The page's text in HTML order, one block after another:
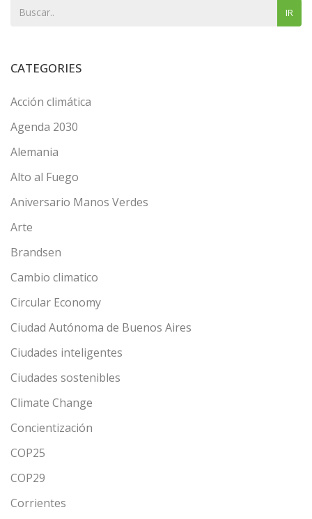
IR
CATEGORIES
Acción climática
Agenda 2030
Alemania
Alto al Fuego
Aniversario Manos Verdes
Arte
Brandsen
Cambio climatico
Circular Economy
Ciudad Autónoma de Buenos Aires
Ciudades inteligentes
Ciudades sostenibles
Climate Change
Concientización
COP25
COP29
Corrientes